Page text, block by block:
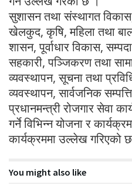
सुशासन तथा संस्थागत विकास,
खेलकुद, कृषि, महिला तथा
शासन, पूर्वाधार विकास,
सहकारी, पञ्जिकरण तथा
व्यवस्थापन, सूचना तथा
व्यवस्थापन, सार्वजनिक
प्रधानमन्त्री रोजगार सेवा
गर्ने विभिन्न योजना र
कार्यक्रममा उल्लेख गरिएको
You might also like